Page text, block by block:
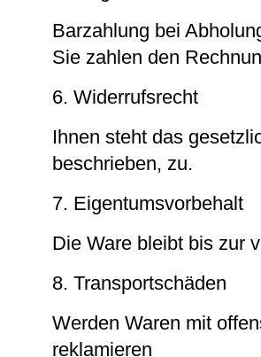
Barzahlung bei
Sie zahlen den
6. Widerrufsrecht
Ihnen steht das
beschrieben, zu.
7. Eigentumsvorbehalt
Die Ware bleibt bis zur
8. Transportschäden
Werden Waren mit
reklamieren